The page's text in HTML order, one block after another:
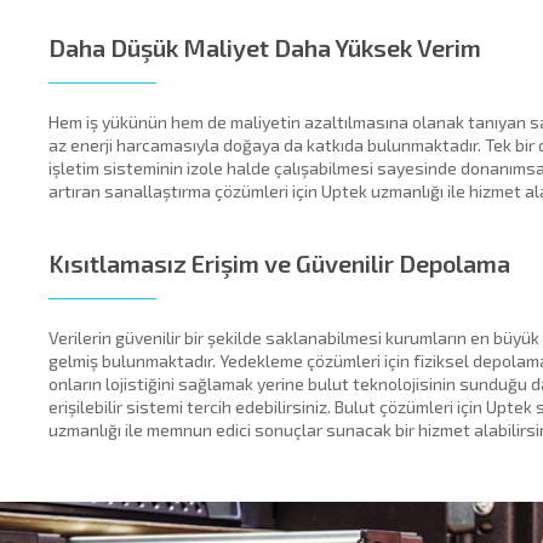
panel
panel
panel
panel
panel
panel
panel
panel
Daha Düşük Maliyet Daha Yüksek Verim
Hem iş yükünün hem de maliyetin azaltılmasına olanak tanıyan
az enerji harcamasıyla doğaya da katkıda bulunmaktadır. Tek bir
işletim sisteminin izole halde çalışabilmesi sayesinde
artıran sanallaştırma çözümleri için Uptek uzmanlığı ile hizmet
Kısıtlamasız Erişim ve Güvenilir Depolama
Verilerin güvenilir bir şekilde saklanabilmesi kurumların en
gelmiş bulunmaktadır. Yedekleme çözümleri için fiziksel
onların lojistiğini sağlamak yerine bulut teknolojisinin sunduğu
erişilebilir sistemi tercih edebilirsiniz. Bulut çözümleri için Uptek
uzmanlığı ile memnun edici sonuçlar sunacak bir hizmet